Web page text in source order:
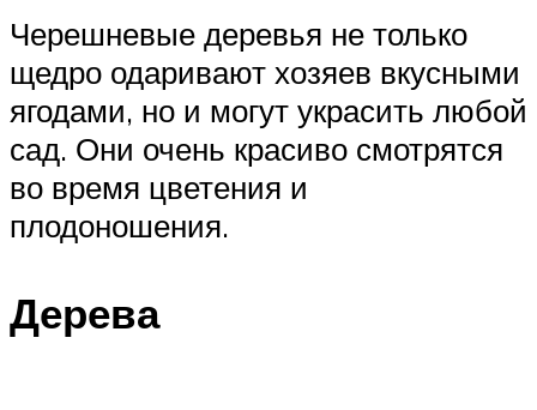
Черешневые деревья не только
щедро одаривают хозяев вкусными
ягодами, но и могут украсить любой
сад. Они очень красиво смотрятся
во время цветения и
плодоношения.
Дерева